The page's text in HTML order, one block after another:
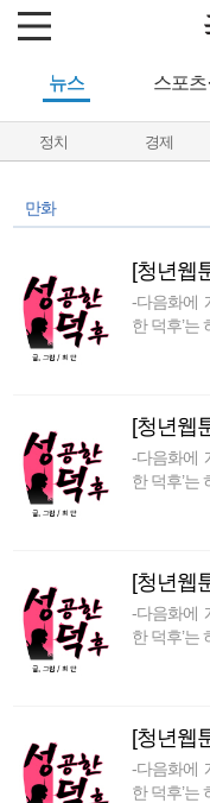
뉴스 스포츠
정치 경제
만화
[청년웹
-다음화에
한 덕후’는
[청년웹
-다음화에
한 덕후’는
[청년웹
-다음화에
한 덕후’는
[청년웹
-다음화에
한 덕후’는